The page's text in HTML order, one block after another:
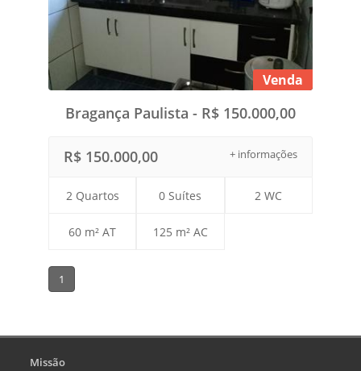
Venda
Bragança Paulista - R$ 150.000,00
+ informações
R$ 150.000,00
2 Quartos 0 Suítes 2 WC
60 m² AT 125 m² AC
1
Missão